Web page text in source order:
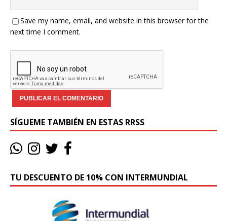
Save my name, email, and website in this browser for the
next time I comment.
SÍGUEME TAMBIÉN EN ESTAS RRSS
TU DESCUENTO DE 10% CON INTERMUNDIAL